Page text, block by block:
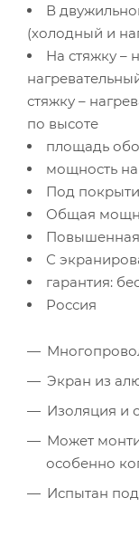
В
(холодный и
На стяжку –
стяжку –
по высоте
площадь
мощность на
Под
Общая
Повышенная
С
гарантия:
Россия
Экран из
Изоляция и
Может
особенно
Испытан